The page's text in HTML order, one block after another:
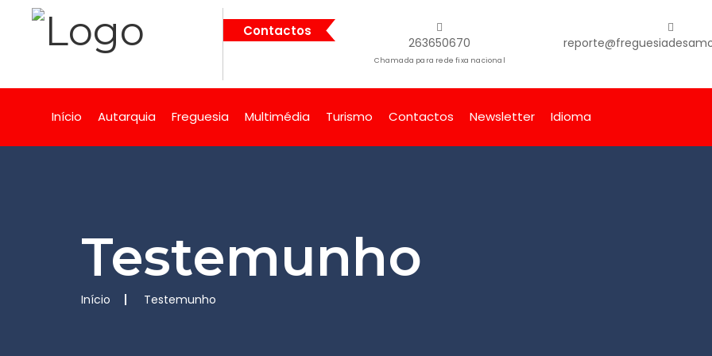
Contactos
263650670
Chamada para rede fixa nacional
Início Autarquia Freguesia Multimédia Turismo Contactos Newsletter Idioma
Testemunho
Início Testemunho